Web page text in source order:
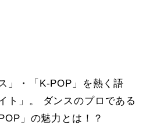
」・「K-POP」を熱く語
ト」。 ダンスのプロである
」の魅力とは！？